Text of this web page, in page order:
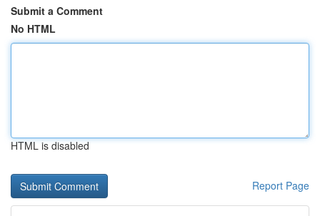
Submit a Comment
No HTML
HTML is disabled
Report Page